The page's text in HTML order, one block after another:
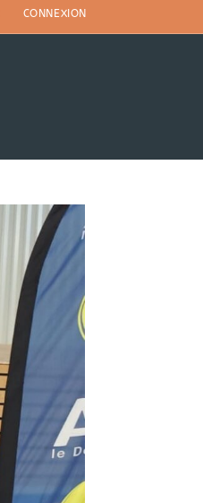
CONNEXION